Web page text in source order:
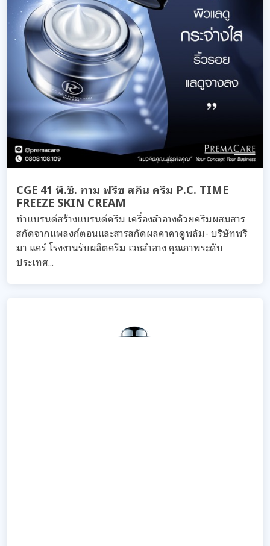
CGE 41 พี.ซี. ทาม ฟรีซ สกิน ครีม P.C. TIME
FREEZE SKIN CREAM
ทำแบรนด์สร้างแบรนด์ครีม เครื่องสำอางด้วยครีมผสมสาร
สกัดจากแพลงก์ตอนและสารสกัดผลคาคาดูพลัม- บริษัทพรี
มา แคร์ โรงงานรับผลิตครีม เวชสำอาง คุณภาพระดับ
ประเทศ...